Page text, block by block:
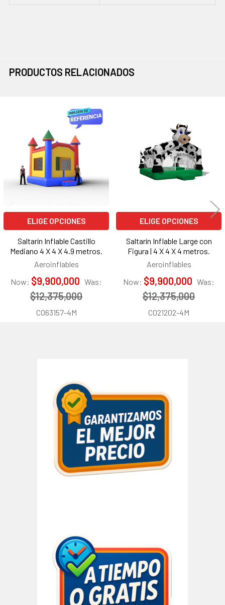
PRODUCTOS RELACIONADOS
relacionados
ELIGE OPCIONES
Saltarín Inflable Castillo
Mediano 4 X 4 X 4.9 metros.
Aeroinflables
Now: $9,900,000 Was:
$12,375,000
CO63157-4M
ELIGE OPCIONES
Saltarín Inflable Large con
Figura | 4 X 4 X 4 metros.
Aeroinflables
Now: $9,900,000 Was:
$12,375,000
CO21202-4M